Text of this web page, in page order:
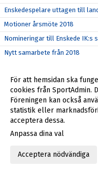
Enskedespelare uttagen till
Motioner årsmöte 2018
Nomineringar till Enskede IK:s
Nytt samarbete från 2018
Nya ledarguiden klar!
Ny sponsor av Enskede IK
Ny medarbetare på kansliet
Tragiska händelsen på Enskede
december
För att hemsidan ska
cookies från SportAdmin.
Föreningen kan också
statistik eller
acceptera dessa.
Anpassa dina val
Acceptera nödvändiga